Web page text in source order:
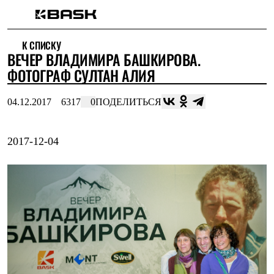
Интернет-магазин
Мужская одежда
Утепленная пухом
Куртки
Жилеты
Куртки
Штормовая одежда
Софтшелл одежда
Куртки
Брюки
Флисовая одежда
Куртки
К СПИСКУ
ВЕЧЕР ВЛАДИМИРА БАШКИРОВА.
ФОТОГРАФ СУЛТАН АЛИЯ
04.12.2017 6317 0ПОДЕЛИТЬСЯ
2017-12-04